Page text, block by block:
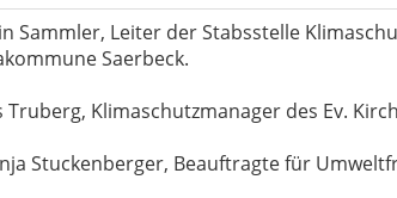
Sammler, Leiter der Stabsstelle
Saerbeck.
Truberg, Klimaschutzmanager des Ev.
Stuckenberger, Beauftragte für